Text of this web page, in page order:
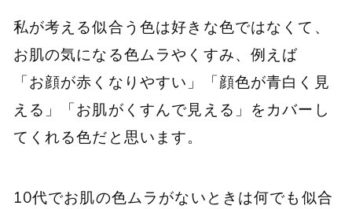
私が考える似合う色は好きな色ではなくて、
お肌の気になる色ムラやくすみ、例えば
「お顔が赤くなりやすい」「顔色が青白く見
える」「お肌がくすんで見える」をカバーし
てくれる色だと思います。
10代でお肌の色ムラがないときは何でも似合